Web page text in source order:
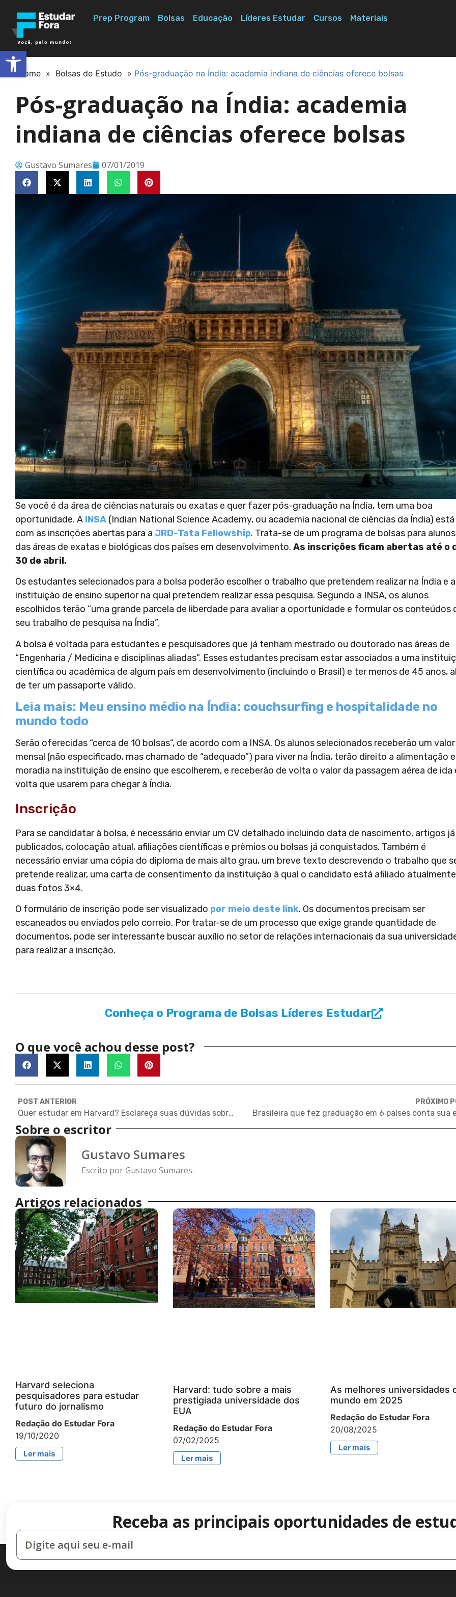
Prep Program Bolsas Educação Líderes Estudar Cursos Materiais
Home » Bolsas de Estudo » Pós-graduação na Índia: academia indiana de ciências oferece bolsas
Pós-graduação na Índia: academia
indiana de ciências oferece bolsas
Gustavo Sumares 07/01/2019
Se você é da área de ciências naturais ou exatas e quer fazer pós-graduação na Índia, tem uma boa
oportunidade. A INSA (Indian National Science Academy, ou academia nacional de ciências da Índia) está
com as inscrições abertas para a JRD-Tata Fellowship. Trata-se de um programa de bolsas para alunos
das áreas de exatas e biológicas dos países em desenvolvimento. As inscrições ficam abertas até o
30 de abril.
Os estudantes selecionados para a bolsa poderão escolher o trabalho que pretendem realizar na Índia e a
instituição de ensino superior na qual pretendem realizar essa pesquisa. Segundo a INSA, os alunos
escolhidos terão “uma grande parcela de liberdade para avaliar a oportunidade e formular os conteúdos
seu trabalho de pesquisa na Índia”.
A bolsa é voltada para estudantes e pesquisadores que já tenham mestrado ou doutorado nas áreas de
“Engenharia / Medicina e disciplinas aliadas”. Esses estudantes precisam estar associados a uma
científica ou acadêmica de algum país em desenvolvimento (incluindo o Brasil) e ter menos de 45 anos,
de ter um passaporte válido.
Leia mais: Meu ensino médio na Índia: couchsurfing e hospitalidade no
mundo todo
Serão oferecidas “cerca de 10 bolsas”, de acordo com a INSA. Os alunos selecionados receberão um valor
mensal (não especificado, mas chamado de “adequado”) para viver na Índia, terão direito a alimentação e
moradia na instituição de ensino que escolherem, e receberão de volta o valor da passagem aérea de ida
volta que usarem para chegar à Índia.
Inscrição
Para se candidatar à bolsa, é necessário enviar um CV detalhado incluindo data de nascimento, artigos já
publicados, colocação atual, afiliações científicas e prêmios ou bolsas já conquistados. Também é
necessário enviar uma cópia do diploma de mais alto grau, um breve texto descrevendo o trabalho que
pretende realizar, uma carta de consentimento da instituição à qual o candidato está afiliado
duas fotos 3×4.
O formulário de inscrição pode ser visualizado por meio deste link. Os documentos precisam ser
escaneados ou enviados pelo correio. Por tratar-se de um processo que exige grande quantidade de
documentos, pode ser interessante buscar auxílio no setor de relações internacionais da sua
para realizar a inscrição.
Conheça o Programa de Bolsas Líderes Estudar
O que você achou desse post?
POST ANTERIOR
Quer estudar em Harvard? Esclareça suas dúvidas sobre como chegar lá!
PRÓXIMO
Sobre o escritor
Gustavo Sumares
Escrito por Gustavo Sumares.
Artigos relacionados
Harvard seleciona
pesquisadores para estudar
futuro do jornalismo
Redação do Estudar Fora
19/10/2020
Ler mais
Harvard: tudo sobre a mais
prestigiada universidade dos
EUA
Redação do Estudar Fora
07/02/2025
Ler mais
As melhores universidades
mundo em 2025
Redação do Estudar Fora
20/08/2025
Ler mais
Receba as principais oportunidades de
Abrir a barra de ferramentas